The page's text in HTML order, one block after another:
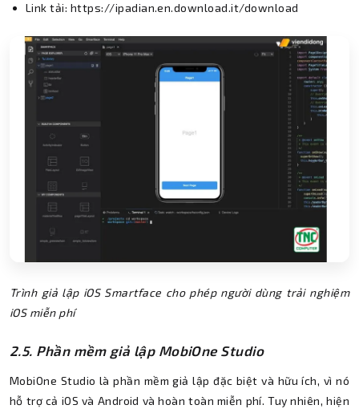
Link tải: https://ipadian.en.download.it/download
Trình giả lập iOS Smartface cho phép người dùng trải nghiệm
iOS miễn phí
2.5. Phần mềm giả lập MobiOne Studio
MobiOne Studio là phần mềm giả lập đặc biệt và hữu ích, vì nó
hỗ trợ cả iOS và Android và hoàn toàn miễn phí. Tuy nhiên, hiện